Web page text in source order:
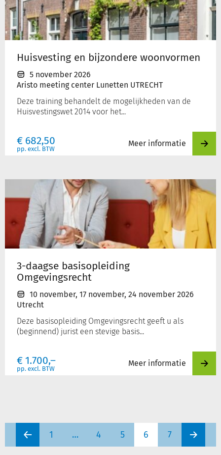
Huisvesting en bijzondere woonvormen
5 november 2026
Aristo meeting center Lunetten UTRECHT
Deze training behandelt de mogelijkheden van de
Huisvestingswet 2014 voor het...
€ 682,50
pp. excl. BTW
Meer informatie
woonvormen
3-daagse basisopleiding
Omgevingsrecht
10 november, 17 november, 24 november 2026
Utrecht
Deze basisopleiding Omgevingsrecht geeft u als
(beginnend) jurist een stevige basis...
€ 1.700,–
pp. excl. BTW
Meer informatie
daagse
basisopleiding
Omgevingsrecht
1 … 4 5 6 7